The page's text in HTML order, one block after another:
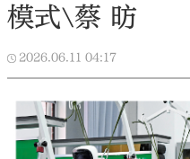
模式\蔡 昉
2026.06.11 04:17